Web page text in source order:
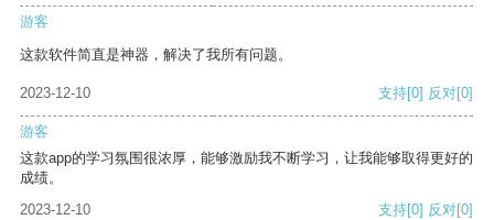
游客
这款软件简直是神器，解决了我所有问题。
2023-12-10 支持[0] 反对[0]
游客
这款app的学习氛围很浓厚，能够激励我不断学习，让我能够取得更好的
成绩。
2023-12-10
支持[0] 反对[0]